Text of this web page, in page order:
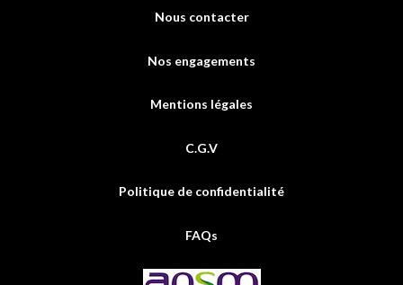
Nous contacter
Nos engagements
Mentions légales
C.G.V
Politique de confidentialité
FAQs